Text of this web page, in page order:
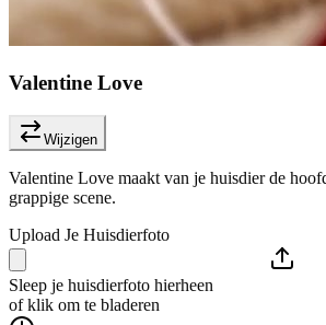
Valentine Love
Wijzigen
Valentine Love maakt van je huisdier de
grappige scene.
Upload Je Huisdierfoto
Sleep je huisdierfoto hierheen
of klik om te bladeren